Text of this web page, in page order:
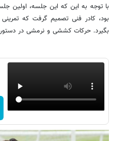
با توجه به این که این جلسه، اولین
بود، کادر فنی تصمیم گرفت که
بگیرد. حرکات کششی و نرمشی در